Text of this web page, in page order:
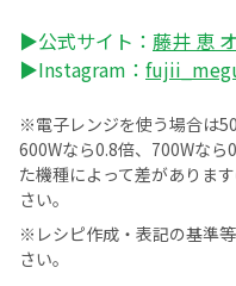
▶公式サイト： 藤井 恵
▶Instagram：
※電子レンジを使う場合は
600Wなら0.8倍、700Wな
た機種によって差がありま
さい。
※レシピ作成・表記の基準等
さい。